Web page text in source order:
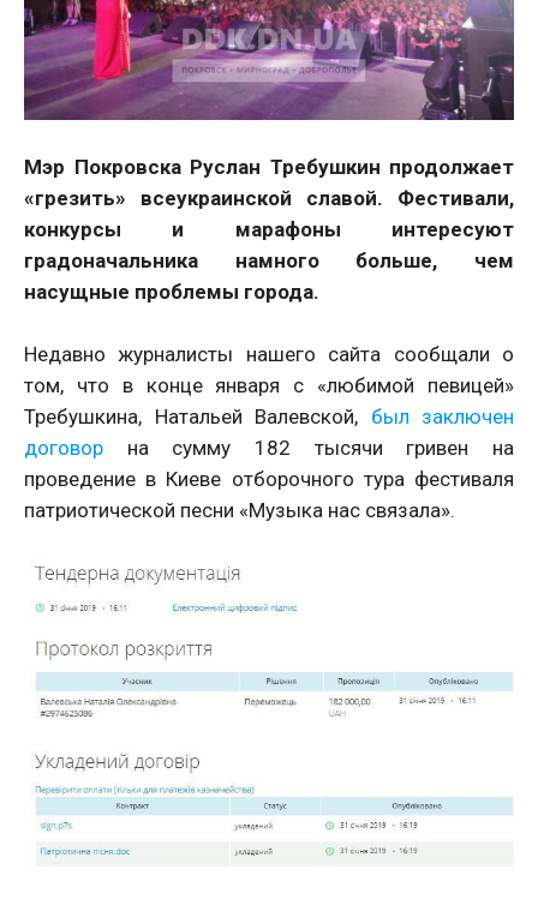
Мэр Покровска Руслан Требушкин продолжает
«грезить» всеукраинской славой. Фестивали,
конкурсы и марафоны интересуют
градоначальника намного больше, чем
насущные проблемы города.
Недавно журналисты нашего сайта сообщали о
том, что в конце января с «любимой певицей»
Требушкина, Натальей Валевской, был заключен
договор на сумму 182 тысячи гривен на
проведение в Киеве отборочного тура фестиваля
патриотической песни «Музыка нас связала».